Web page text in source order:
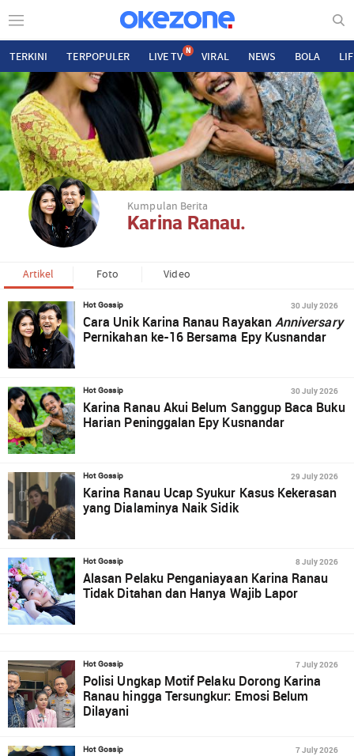
TERKINI TERPOPULER LIVE TV N VIRAL NEWS BOLA
Kumpulan Berita
Karina Ranau.
Artikel Foto Video
Hot Gossip 30 July 2026
Cara Unik Karina Ranau RayakanAnniversary
Pernikahan ke-16 Bersama Epy Kusnandar
Hot Gossip 30 July 2026
Karina Ranau Akui Belum Sanggup Baca Buku
Harian Peninggalan Epy Kusnandar
Hot Gossip 29 July 2026
Karina Ranau Ucap Syukur Kasus Kekerasan
yang Dialaminya Naik Sidik
Hot Gossip 8 July 2026
Alasan Pelaku Penganiayaan Karina Ranau
Tidak Ditahan dan Hanya Wajib Lapor
Hot Gossip 7 July 2026
Polisi Ungkap Motif Pelaku Dorong Karina
Ranau hingga Tersungkur: Emosi Belum
Dilayani
Hot Gossip 7 July 2026